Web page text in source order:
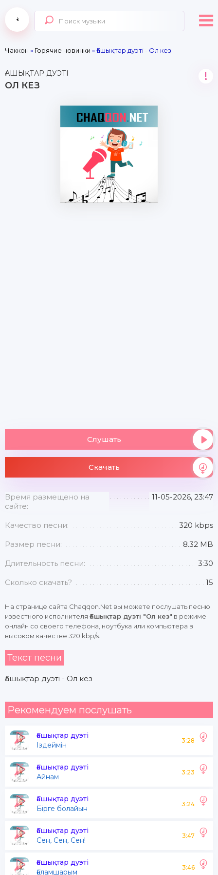
Чаккон » Горячие новинки » Ғашықтар дуэті - Ол кез
ҒАШЫҚТАР ДУЭТІ
ОЛ КЕЗ
!
Слушать
Скачать
Время размещено на
сайте:
11-05-2026, 23:47
Качество песни: 320 kbps
Размер песни: 8.32 MB
Длительность песни: 3:30
Сколько скачать? 15
На странице сайта Chaqqon.Net вы можете послушать песню
известного исполнителя Ғашықтар дуэті "Ол кез" в режиме
онлайн со своего телефона, ноутбука или компьютера в
высоком качестве 320 kbp/s.
Текст песни
Ғашықтар дуэті - Ол кез
Рекомендуем послушать
Ғашықтар дуэті
Іздеймін
3:28
Ғашықтар дуэті
Айнам
3:23
Ғашықтар дуэті
Бірге болайын
3:24
Ғашықтар дуэті
Сен, Сен, Сен!
3:47
Ғашықтар дуэті
Ғаламшарым
3:46